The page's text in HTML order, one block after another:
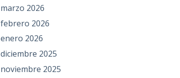
marzo 2026
febrero 2026
enero 2026
diciembre 2025
noviembre 2025